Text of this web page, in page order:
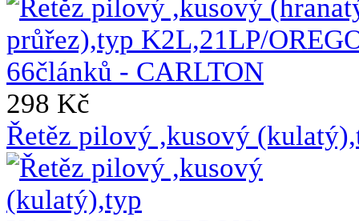
298 Kč
Řetěz pilový ,kusový